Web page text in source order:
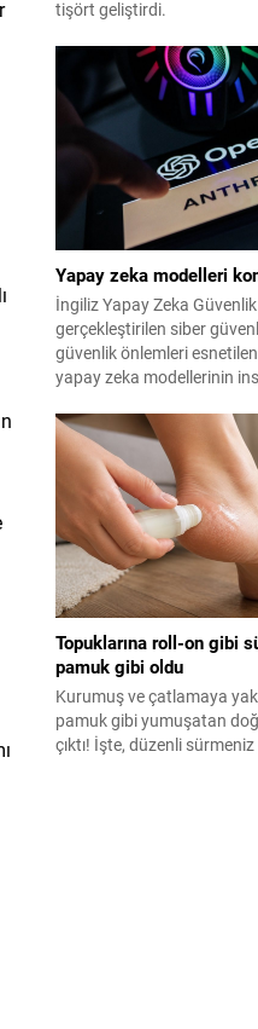
tişört geliştirdi.
Yapay zeka modelleri
İngiliz Yapay Zeka
gerçekleştirilen siber
güvenlik önlemleri
yapay zeka modellerinin
Topuklarına roll-on gibi
pamuk gibi oldu
Kurumuş ve çatlamaya
pamuk gibi yumuşatan
çıktı! İşte, düzenli